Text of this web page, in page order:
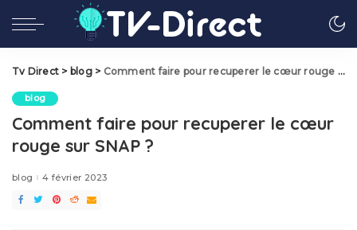
Tv Direct > blog> Comment faire pour recuperer le cœur rouge sur SNAP ?
blog
Comment faire pour recuperer le cœur
rouge sur SNAP ?
blog 4 février 2023